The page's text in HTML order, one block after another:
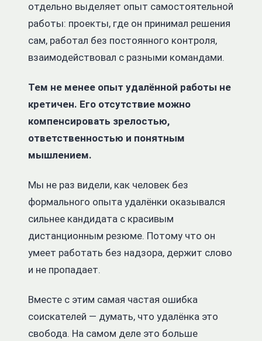
отдельно выделяет опыт самостоятельной
работы: проекты, где он принимал решения
сам, работал без постоянного контроля,
взаимодействовал с разными командами.
Тем не менее опыт удалённой работы не
кретичен. Его отсутствие можно
компенсировать зрелостью,
ответственностью и понятным
мышлением.
Мы не раз видели, как человек без
формального опыта удалёнки оказывался
сильнее кандидата с красивым
дистанционным резюме. Потому что он
умеет работать без надзора, держит слово
и не пропадает.
Вместе с этим самая частая ошибка
соискателей — думать, что удалёнка это
свобода. На самом деле это больше